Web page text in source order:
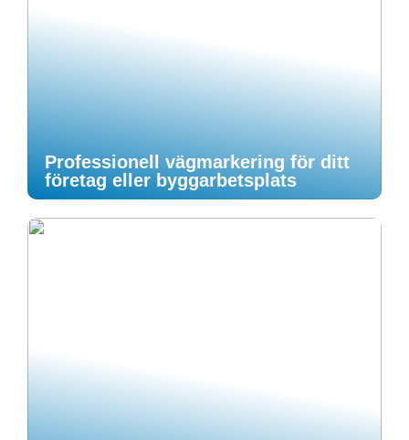
Professionell vägmarkering för ditt
företag eller byggarbetsplats